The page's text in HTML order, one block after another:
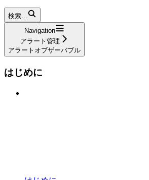
検索...
Navigation
アラート管理
アラートオブザーバブル
はじめに